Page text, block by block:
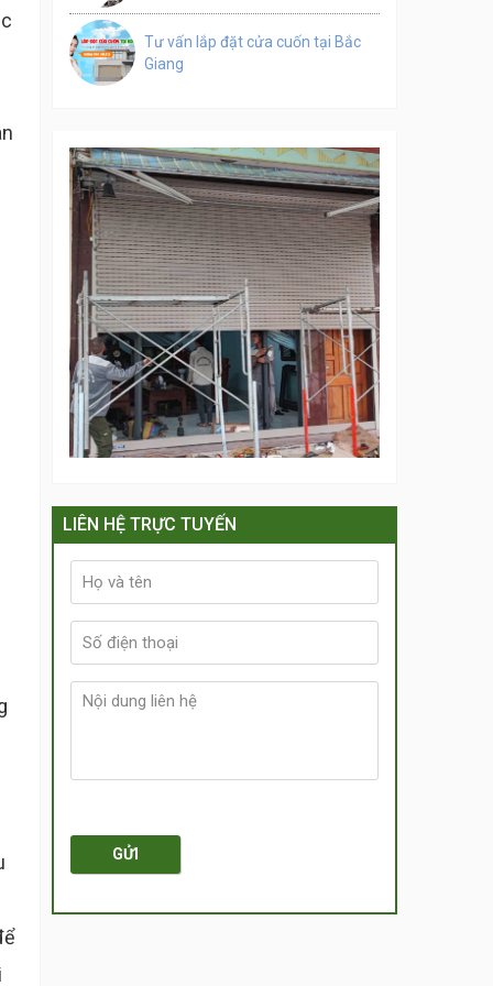
Tư vấn lắp đặt cửa cuốn tại Bắc
Giang
LIÊN HỆ TRỰC TUYẾN
GỬI